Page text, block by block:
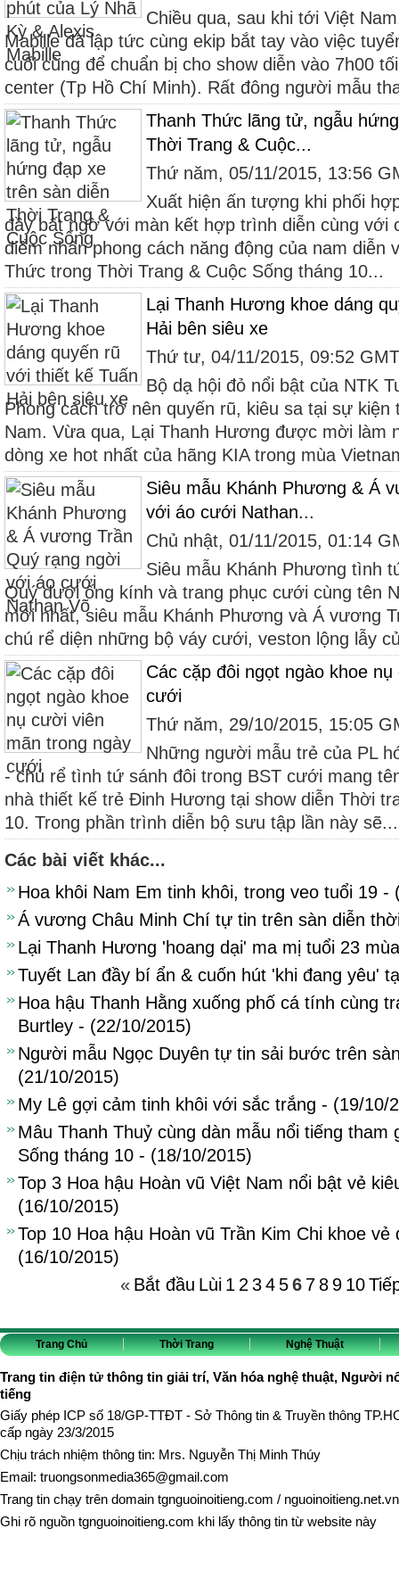
Chiều qua, sau khi tới Việt
Mabille đã lập tức cùng ekip bắt tay vào việc
cuối cùng để chuẩn bị cho show diễn vào 7h00
center (Tp Hồ Chí Minh). Rất đông người mẫu
Thanh Thức lãng tử, ngẫu
Thời Trang & Cuộc...
Thứ năm, 05/11/2015, 13:56
Xuất hiện ấn tượng khi phối
đầy bất ngờ với màn kết hợp trình diễn cùng với
điểm nhấn phong cách năng động của nam diễn
Thức trong Thời Trang & Cuộc Sống tháng 10...
Lại Thanh Hương khoe dáng
Hải bên siêu xe
Thứ tư, 04/11/2015, 09:52
Bộ dạ hội đỏ nổi bật của NTK
Phong cách trở nên quyến rũ, kiêu sa tại sự
Nam. Vừa qua, Lại Thanh Hương được mời làm
dòng xe hot nhất của hãng KIA trong mùa
Siêu mẫu Khánh Phương & Á
với áo cưới Nathan...
Chủ nhật, 01/11/2015, 01:14
Siêu mẫu Khánh Phương tình
Quý dưới ống kính và trang phục cưới cùng tên
mới nhất, siêu mẫu Khánh Phương và Á vương
chú rể diện những bộ váy cưới, veston lộng lẫy
Các cặp đôi ngọt ngào khoe
cưới
Thứ năm, 29/10/2015, 15:05
Những người mẫu trẻ của PL
- chú rể tình tứ sánh đôi trong BST cưới mang
nhà thiết kế trẻ Đinh Hương tại show diễn Thời
10. Trong phần trình diễn bộ sưu tập lần này sẽ...
Các bài viết khác...
Hoa khôi Nam Em tinh khôi, trong veo tuổi 19 -
Á vương Châu Minh Chí tự tin trên sàn diễn
Lại Thanh Hương 'hoang dại' ma mị tuổi 23
Tuyết Lan đầy bí ẩn & cuốn hút 'khi đang yêu'
Hoa hậu Thanh Hằng xuống phố cá tính cùng
Burtley - (22/10/2015)
Người mẫu Ngọc Duyên tự tin sải bước trên
(21/10/2015)
My Lê gợi cảm tinh khôi với sắc trắng - (19/10/
Mâu Thanh Thuỷ cùng dàn mẫu nổi tiếng tham
Sống tháng 10 - (18/10/2015)
Top 3 Hoa hậu Hoàn vũ Việt Nam nổi bật vẻ
(16/10/2015)
Top 10 Hoa hậu Hoàn vũ Trần Kim Chi khoe vẻ
(16/10/2015)
« Bắt đầu Lùi 1 2 34 56 7 8 9 10
Trang Chủ Thời Trang Nghệ Thuật
Trang tin điện tử thông tin giải trí, Văn hóa nghệ thuật, Người
tiếng
Giấy phép ICP số 18/GP-TTĐT - Sở Thông tin & Truyền thông
cấp ngày 23/3/2015
Chịu trách nhiệm thông tin: Mrs. Nguyễn Thị Minh Thúy
Email: truongsonmedia365@gmail.com
Trang tin chạy trên domain tgnguoinoitieng.com / nguoinoitieng.net.vn
Ghi rõ nguồn tgnguoinoitieng.com khi lấy thông tin từ website này